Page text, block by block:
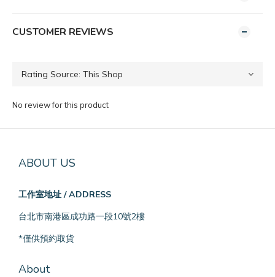
CUSTOMER REVIEWS
No review for this product
ABOUT US
工作室地址 / ADDRESS
台北市南港區成功路一段10號2樓
*僅供預約取貨
About